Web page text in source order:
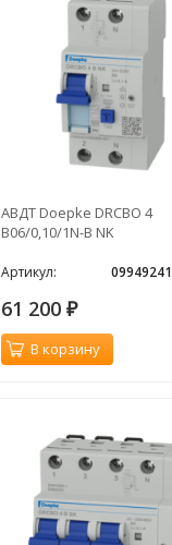
АВДТ Doepke DRCBO 4
B06/0,10/1N-B NK
Артикул: 09949241
61 200 ₽
В корзину